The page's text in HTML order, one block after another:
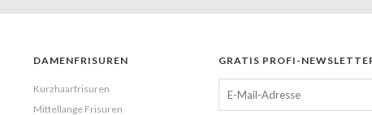
DAMENFRISUREN
Kurzhaarfrisuren
Mittellange Frisuren
GRATIS PROFI-